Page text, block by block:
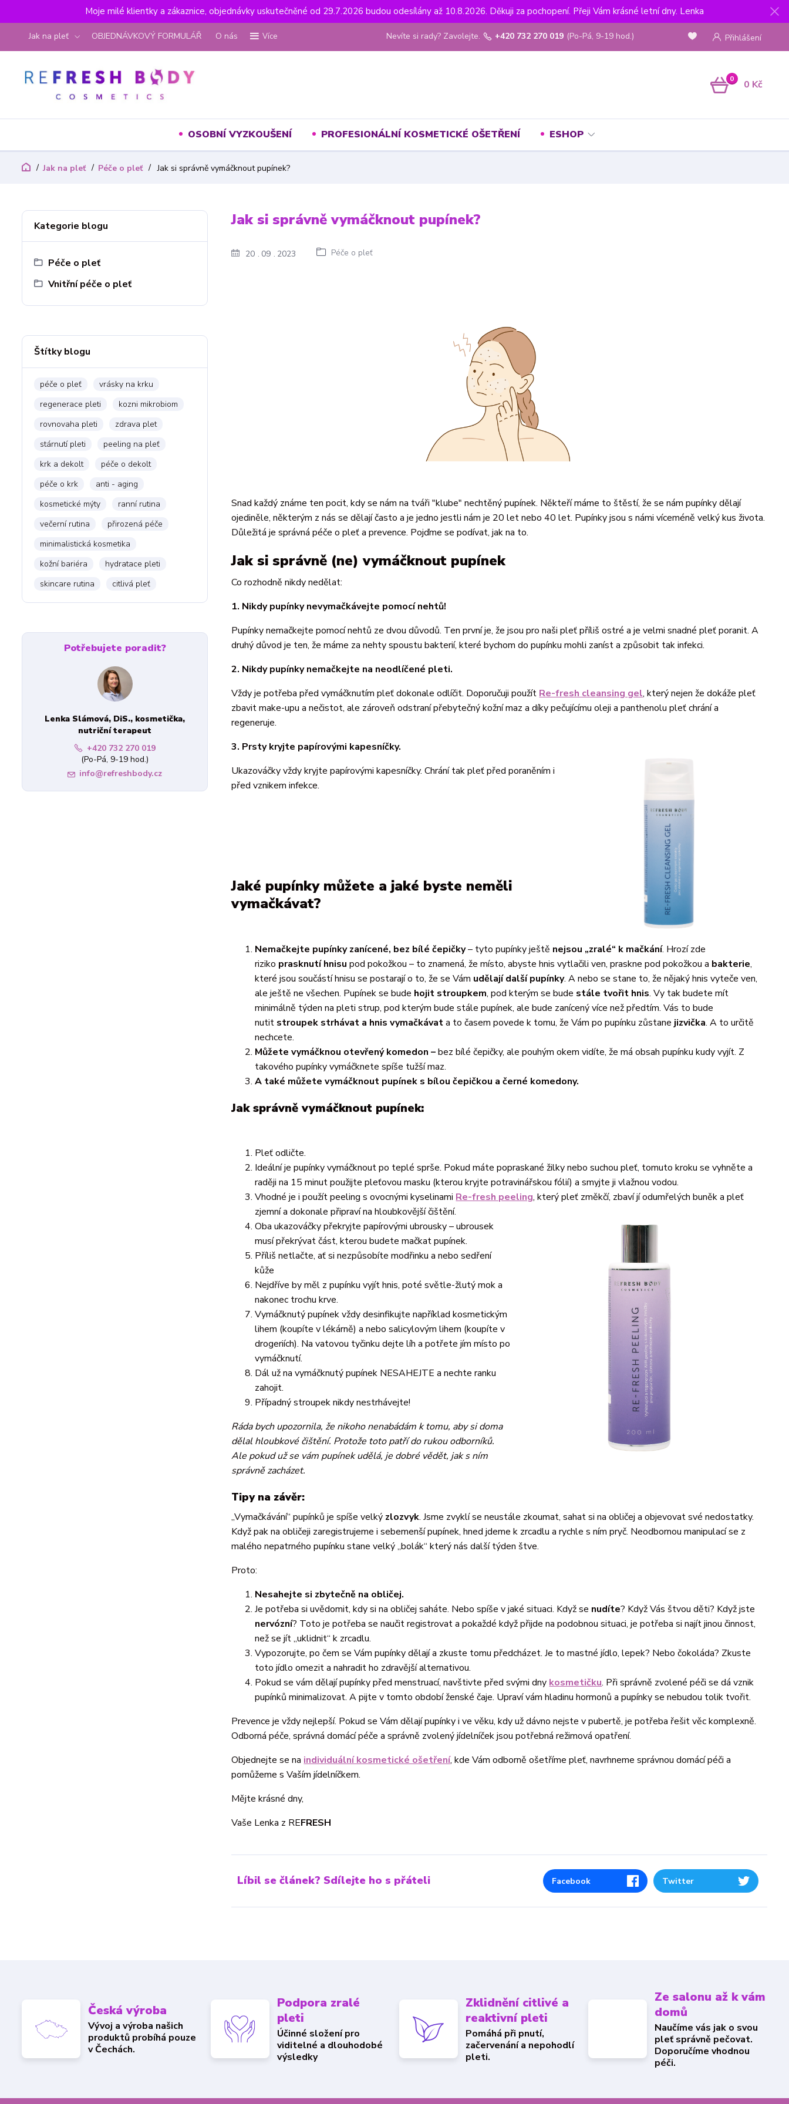
Moje milé klientky a zákaznice, objednávky uskutečněné od 29.7.2026 budou odesílány až 10.8.2026. Děkuji za pochopení. Přeji Vám krásné letní dny. Lenka
Jak na pleť OBJEDNÁVKOVÝ FORMULÁŘ O nás Více Přihlášení
Nevíte si rady? Zavolejte. +420 732 270 019 (Po-Pá, 9-19 hod.)
0 0 Kč
OSOBNÍ VYZKOUŠENÍ PROFESIONÁLNÍ KOSMETICKÉ OŠETŘENÍ ESHOP
Jak na pleť Péče o pleť Jak si správně vymáčknout pupínek?
Kategorie blogu
Péče o pleť
Vnitřní péče o pleť
Štítky blogu
péče o pleť
vrásky na krku
regenerace pleti
kozni mikrobiom
rovnovaha pleti
zdrava plet
stárnutí pleti
peeling na pleť
krk a dekolt
péče o dekolt
péče o krk
anti - aging
kosmetické mýty
ranní rutina
večerní rutina
přirozená péče
minimalistická kosmetika
kožní bariéra
hydratace pleti
skincare rutina
citlivá pleť
Potřebujete poradit?
Lenka Slámová, DiS., kosmetička,
nutriční terapeut
+420 732 270 019
(Po-Pá, 9-19 hod.)
info@refreshbody.cz
20 09 2023 Péče o pleť
Jak si správně vymáčknout pupínek?
Snad každý známe ten pocit, kdy se nám na tváři "klube" nechtěný pupínek. Někteří máme to štěstí, že se nám pupínky dělají
ojediněle, některým z nás se dělají často a je jedno jestli nám je 20 let nebo 40 let. Pupínky jsou s námi víceméně velký kus života.
Důležitá je správná péče o pleť a prevence. Pojďme se podívat, jak na to.
Jak si správně (ne) vymáčknout pupínek
Co rozhodně nikdy nedělat:
1. Nikdy pupínky nevymačkávejte pomocí nehtů!
Pupínky nemačkejte pomocí nehtů ze dvou důvodů. Ten první je, že jsou pro naši pleť příliš ostré a je velmi snadné pleť poranit. A
druhý důvod je ten, že máme za nehty spoustu bakterií, které bychom do pupínku mohli zaníst a způsobit tak infekci.
2. Nikdy pupínky nemačkejte na neodlíčené pleti.
Vždy je potřeba před vymáčknutím pleť dokonale odlíčit. Doporučuji použít Re-fresh cleansing gel, který nejen že dokáže pleť
zbavit make-upu a nečistot, ale zároveň odstraní přebytečný kožní maz a díky pečujícímu oleji a panthenolu pleť chrání a
regeneruje.
3. Prsty kryjte papírovými kapesníčky.
Ukazováčky vždy kryjte papírovými kapesníčky. Chrání tak pleť před poraněním i
před vznikem infekce.
Jaké pupínky můžete a jaké byste neměli
vymačkávat?
Nemačkejte pupínky zanícené, bez bílé čepičky– tyto pupínky ještě nejsou „zralé“ k mačkání. Hrozí zde
riziko prasknutí hnisu pod pokožkou – to znamená, že místo, abyste hnis vytlačili ven, praskne pod pokožkou a bakterie,
které jsou součástí hnisu se postarají o to, že se Vám udělají další pupínky. A nebo se stane to, že nějaký hnis vyteče ven,
ale ještě ne všechen. Pupínek se bude hojit stroupkem, pod kterým se bude stále tvořit hnis. Vy tak budete mít
minimálně týden na pleti strup, pod kterým bude stále pupínek, ale bude zanícený více než předtím. Vás to bude
nutit stroupek strhávat a hnis vymačkávata to časem povede k tomu, že Vám po pupínku zůstane jizvička. A to určitě
nechcete.
Můžete vymáčknou otevřený komedon –bez bílé čepičky, ale pouhým okem vidíte, že má obsah pupínku kudy vyjít. Z
takového pupínky vymáčknete spíše tužší maz.
A také můžete vymáčknout pupínek s bílou čepičkou a černé komedony.
Jak správně vymáčknout pupínek:
Pleť odličte.
Ideální je pupínky vymáčknout po teplé sprše. Pokud máte popraskané žilky nebo suchou pleť, tomuto kroku se vyhněte a
raději na 15 minut použijte pleťovou masku (kterou kryjte potravinářskou fólií) a smyjte ji vlažnou vodou.
Vhodné je i použít peeling s ovocnými kyselinami Re-fresh peeling, který pleť změkčí, zbaví jí odumřelých buněk a pleť
zjemní a dokonale připraví na hloubkovější čištění.
Oba ukazováčky překryjte papírovými ubrousky – ubrousek
musí překrývat část, kterou budete mačkat pupínek.
Příliš netlačte, ať si nezpůsobíte modřinku a nebo sedření
kůže
Nejdříve by měl z pupínku vyjít hnis, poté světle-žlutý mok a
nakonec trochu krve.
Vymáčknutý pupínek vždy desinfikujte například kosmetickým
lihem (koupíte v lékárně) a nebo salicylovým lihem (koupíte v
drogeriích). Na vatovou tyčinku dejte líh a potřete jím místo po
vymáčknutí.
Dál už na vymáčknutý pupínek NESAHEJTE a nechte ranku
zahojit.
Případný stroupek nikdy nestrhávejte!
Ráda bych upozornila, že nikoho nenabádám k tomu, aby si doma
dělal hloubkové čištění. Protože toto patří do rukou odborníků.
Ale pokud už se vám pupínek udělá, je dobré vědět, jak s ním
správně zacházet.
Tipy na závěr:
„Vymačkávání“ pupínků je spíše velký zlozvyk. Jsme zvyklí se neustále zkoumat, sahat si na obličej a objevovat své nedostatky.
Když pak na obličeji zaregistrujeme i sebemenší pupínek, hned jdeme k zrcadlu a rychle s ním pryč. Neodbornou manipulací se z
malého nepatrného pupínku stane velký „bolák“ který nás další týden štve.
Proto:
Nesahejte si zbytečně na obličej.
Je potřeba si uvědomit, kdy si na obličej saháte. Nebo spíše v jaké situaci. Když se nudíte? Když Vás štvou děti? Když jste
nervózní? Toto je potřeba se naučit registrovat a pokaždé když přijde na podobnou situaci, je potřeba si najít jinou činnost,
než se jít „uklidnit“ k zrcadlu.
Vypozorujte, po čem se Vám pupínky dělají a zkuste tomu předcházet. Je to mastné jídlo, lepek? Nebo čokoláda? Zkuste
toto jídlo omezit a nahradit ho zdravější alternativou.
Pokud se vám dělají pupínky před menstruací, navštivte před svými dny kosmetičku. Při správně zvolené péči se dá vznik
pupínků minimalizovat. A pijte v tomto období ženské čaje. Upraví vám hladinu hormonů a pupínky se nebudou tolik tvořit.
Prevence je vždy nejlepší. Pokud se Vám dělají pupínky i ve věku, kdy už dávno nejste v pubertě, je potřeba řešit věc komplexně.
Odborná péče, správná domácí péče a správně zvolený jídelníček jsou potřebná režimová opatření.
Objednejte se na individuální kosmetické ošetření, kde Vám odborně ošetříme pleť, navrhneme správnou domácí péči a
pomůžeme s Vaším jídelníčkem.
Mějte krásné dny,
Vaše Lenka z REFRESH
Líbil se článek? Sdílejte ho s přáteli Facebook Twitter
Česká výroba
Vývoj a výroba našich
produktů probíhá pouze
v Čechách.
Podpora zralé
pleti
Účinné složení pro
viditelné a dlouhodobé
výsledky
Zklidnění citlivé a
reaktivní pleti
Pomáhá při pnutí,
začervenání a nepohodlí
pleti.
Ze salonu až k vám
domů
Naučíme vás jak o svou
pleť správně pečovat.
Doporučíme vhodnou
péči.